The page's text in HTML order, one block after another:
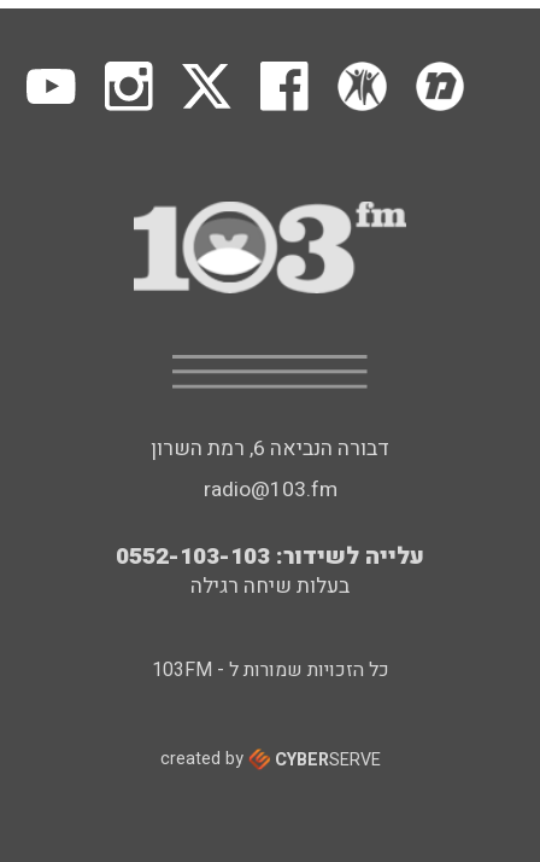
דבורה הנביאה 6, רמת השרון
radio@103.fm
עלייה לשידור: 0552-103-103
בעלות שיחה רגילה
כל הזכויות שמורות ל - 103FM
created by CYBERSERVE